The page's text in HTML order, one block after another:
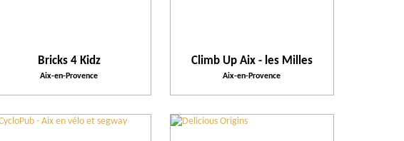
Lieux de divertissement
Bricks 4 Kidz
Aix-en-Provence
Climb Up Aix - les Milles
Aix-en-Provence